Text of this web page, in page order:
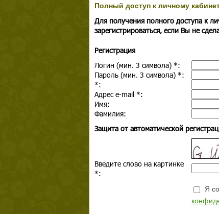
Полный доступ к личному
Для получения полного доступа к
зарегистрироваться, если Вы не
Регистрация
Логин (мин. 3 символа) *:
Пароль (мин. 3 символа) *:
*:
Адрес e-mail *:
Имя:
Фамилия:
Защита от автоматической
Введите слово на картинке
*:
Я